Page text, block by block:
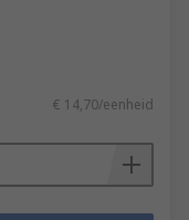
€ 14,70/eenheid